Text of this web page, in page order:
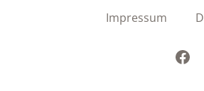
Impressum